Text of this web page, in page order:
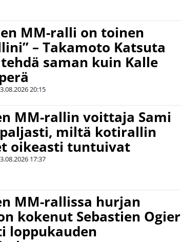
MM-ralli on toinen
– Takamoto Katsuta
saman kuin Kalle
20:15
MM-rallin voittaja Sami
miltä kotirallin
oikeasti tuntuivat
17:37
MM-rallissa hurjan
kokenut Sebastien Ogier
loppukauden